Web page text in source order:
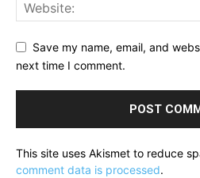
Save my name, email, and
next time I comment.
This site uses Akismet to reduce
comment data is processed.